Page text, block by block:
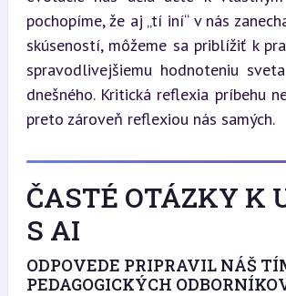
pochopíme, že aj „tí iní“ v nás
skúseností, môžeme sa priblížiť k
spravodlivejšiemu hodnoteniu
dnešného. Kritická reflexia príbehu
preto zároveň reflexiou nás samých.
ČASTÉ OTÁZKY K
S AI
ODPOVEDE PRIPRAVIL NÁŠ
PEDAGOGICKÝCH